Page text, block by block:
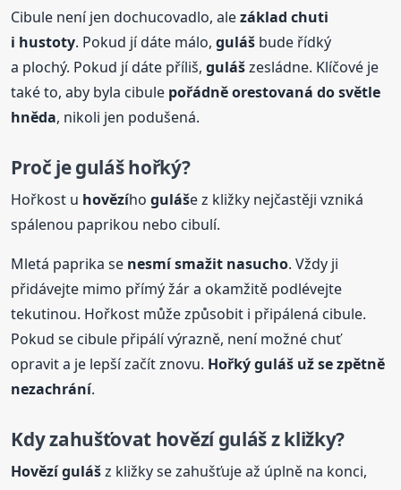
Cibule není jen dochucovadlo, alezáklad chuti
i hustoty. Pokud jí dáte málo,guláš bude řídký
a plochý. Pokud jí dáte příliš,gulášzesládne. Klíčové je
také to, aby byla cibule pořádně orestovaná do světle
hněda, nikoli jen podušená.
Proč jegulášhořký?
Hořkost u hovězíhoguláše z kližky nejčastěji vzniká
spálenou paprikou nebo cibulí.
Mletá paprika se nesmí smažit nasucho. Vždy ji
přidávejte mimo přímý žár a okamžitě podlévejte
tekutinou. Hořkost může způsobit i připálená cibule.
Pokud se cibule připálí výrazně, není možné chuť
opravit a je lepší začít znovu. Hořkýguláš už se zpětně
nezachrání.
Kdy zahušťovat hovězí gulášz kližky?
Hovězígulášz kližky se zahušťuje až úplně na konci,